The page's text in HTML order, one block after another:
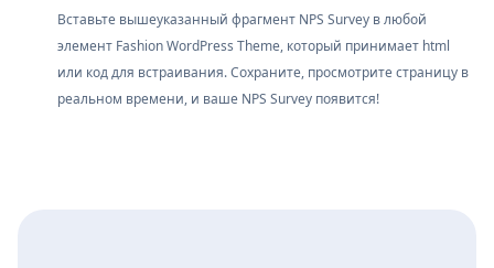
Вставьте вышеуказанный фрагмент NPS Survey в любой
элемент Fashion WordPress Theme, который принимает html
или код для встраивания. Сохраните, просмотрите страницу в
реальном времени, и ваше NPS Survey появится!